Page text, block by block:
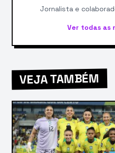
Jornalista e
Ver todas as
VEJA TAMBÉM